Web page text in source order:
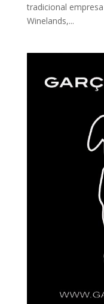
tradicional
Winelands,...